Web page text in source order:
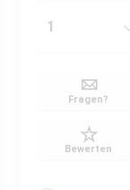
Fragen?
Bewerten